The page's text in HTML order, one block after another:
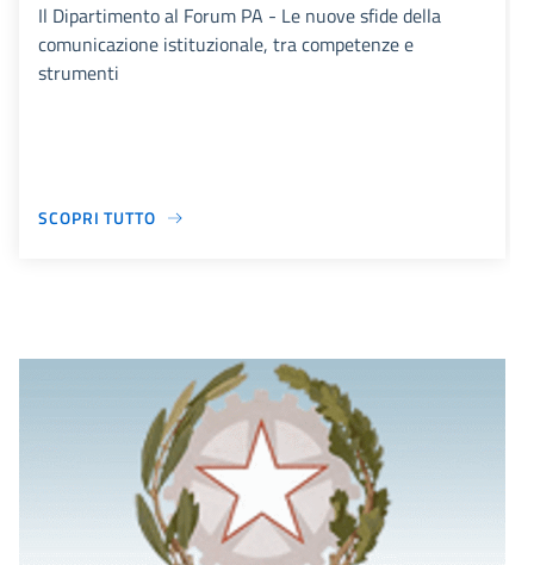
Il Dipartimento al Forum PA - Le nuove sfide della
comunicazione istituzionale, tra competenze e
strumenti
SCOPRI TUTTO